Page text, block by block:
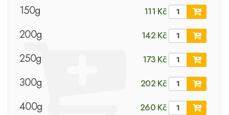
150g 111 Kč
200g 142 Kč
250g 173 Kč
300g 202 Kč
400g 260 Kč